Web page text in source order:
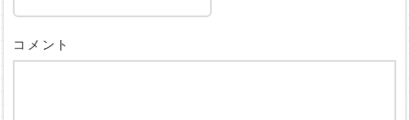
コメント